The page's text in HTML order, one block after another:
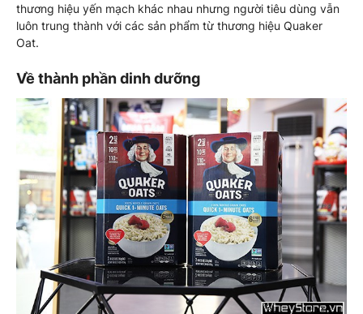
thương hiệu yến mạch khác nhau nhưng người tiêu dùng vẫn
luôn trung thành với các sản phẩm từ thương hiệu Quaker
Oat.
Về thành phần dinh dưỡng